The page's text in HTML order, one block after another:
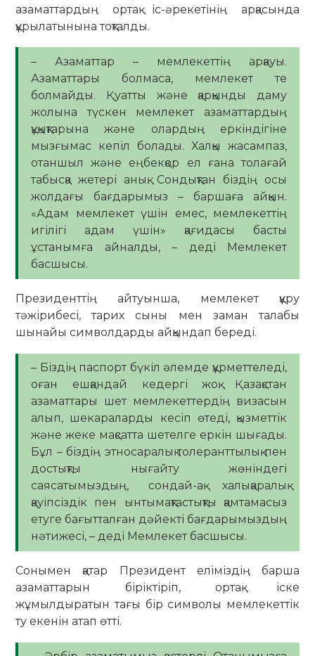
азаматтардың ортақ іс-әрекетінің арқасында
құрылатынына тоқталды.
– Азаматтар – мемлекеттің арқауы.
Азаматтары болмаса, мемлекет те
болмайды. Қуатты және қарқынды даму
жолына түскен мемлекет азаматтардың
құқықтарына және олардың еркіндігіне
мызғымас кепіл болады. Халқы жасампаз,
отаншыл және еңбекқор ел ғана толағай
табысқа жетері анық. Сондықтан біздің осы
жолдағы бағдарымыз – баршаға айқын.
«Адам мемлекет үшін емес, мемлекеттің
игілігі адам үшін» қағидасы басты
ұстанымға айналды, – деді Мемлекет
басшысы.
Президенттің айтуынша, мемлекет құру
тәжірибесі, тарих сыны мен заман талабы
шынайы символдарды айқындап береді.
– Біздің паспорт бүкіл әлемде құрметтеледі,
оған ешқандай кедергі жоқ. Қазақстан
азаматтары шет мемлекеттердің визасын
алып, шекараларды кесіп өтеді, қызметтік
және жеке мақсатта шетелге еркін шығады.
Бұл – біздің этносаралық толеранттылық пен
достықты нығайту жөніндегі
саясатымыздың, сондай-ақ халықаралық
қауіпсіздік пен ынтымақтастықты қамтамасыз
етуге бағытталған дәйекті бағдарымыздың
нәтижесі, – деді Мемлекет басшысы.
Сонымен қатар Президент еліміздің барша
азаматтарын біріктіріп, ортақ іске
жұмылдыратын тағы бір символы мемлекеттік
ту екенін атап өтті.